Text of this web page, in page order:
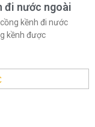
đi nước ngoài
kềnh đi nước
kềnh được